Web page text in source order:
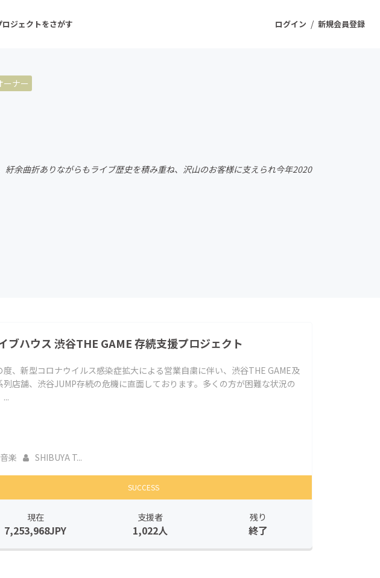
ログイン / 新規会員登録
ロジェクトをさがす
フード・飲食店
ファッション
ーナー
紆余曲折ありながらもライブ歴史を積み重ね、沢山のお客様に支えられ今年2020
ブハウス 渋谷THE GAME 存続支援プロジェクト
度、新型コロナウイルス感染症拡大による営業自粛に伴い、渋谷THE GAME及
列店舗、渋谷JUMP存続の危機に直面しております。多くの方が困難な状況の
...
音楽 SHIBUYA T...
SUCCESS
現在
7,253,968JPY
支援者
1,022人
残り
終了